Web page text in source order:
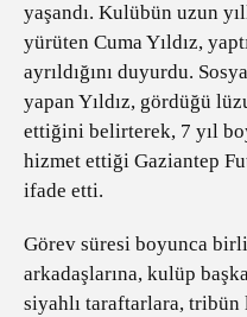
yaşandı. Kulübün uzun
yürüten Cuma Yıldız,
ayrıldığını duyurdu.
yapan Yıldız, gördüğü
ettiğini belirterek, 7 yıl
hizmet ettiği Gaziantep
ifade etti.
Görev süresi boyunca
arkadaşlarına, kulüp
siyahlı taraftarlara,